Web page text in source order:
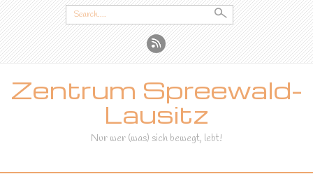
Search
for:
Zentrum Spreewald-
Lausitz
Nur wer (was) sich bewegt, lebt!